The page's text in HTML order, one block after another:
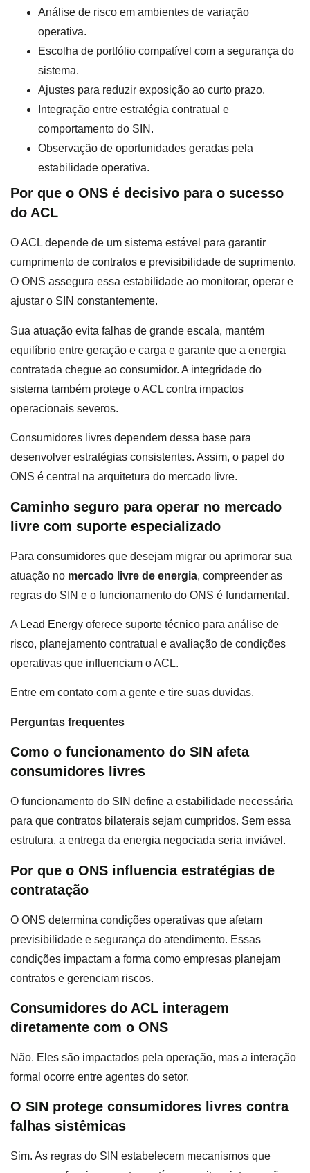
Análise de risco em ambientes de variação
operativa.
Escolha de portfólio compatível com a segurança do
sistema.
Ajustes para reduzir exposição ao curto prazo.
Integração entre estratégia contratual e
comportamento do SIN.
Observação de oportunidades geradas pela
estabilidade operativa.
Por que o ONS é decisivo para o sucesso
do ACL
O ACL depende de um sistema estável para garantir
cumprimento de contratos e previsibilidade de suprimento.
O ONS assegura essa estabilidade ao monitorar, operar e
ajustar o SIN constantemente.
Sua atuação evita falhas de grande escala, mantém
equilíbrio entre geração e carga e garante que a energia
contratada chegue ao consumidor. A integridade do
sistema também protege o ACL contra impactos
operacionais severos.
Consumidores livres dependem dessa base para
desenvolver estratégias consistentes. Assim, o papel do
ONS é central na arquitetura do mercado livre.
Caminho seguro para operar no mercado
livre com suporte especializado
Para consumidores que desejam migrar ou aprimorar sua
atuação no mercado livre de energia, compreender as
regras do SIN e o funcionamento do ONS é fundamental.
A Lead Energy oferece suporte técnico para análise de
risco, planejamento contratual e avaliação de condições
operativas que influenciam o ACL.
Entre em contato com a gente e tire suas duvidas.
Perguntas frequentes
Como o funcionamento do SIN afeta
consumidores livres
O funcionamento do SIN define a estabilidade necessária
para que contratos bilaterais sejam cumpridos. Sem essa
estrutura, a entrega da energia negociada seria inviável.
Por que o ONS influencia estratégias de
contratação
O ONS determina condições operativas que afetam
previsibilidade e segurança do atendimento. Essas
condições impactam a forma como empresas planejam
contratos e gerenciam riscos.
Consumidores do ACL interagem
diretamente com o ONS
Não. Eles são impactados pela operação, mas a interação
formal ocorre entre agentes do setor.
O SIN protege consumidores livres contra
falhas sistêmicas
Sim. As regras do SIN estabelecem mecanismos que